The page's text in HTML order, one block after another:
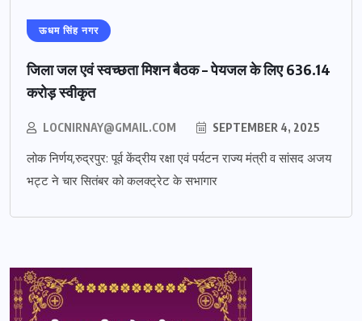
ऊधम सिंह नगर
जिला जल एवं स्वच्छता मिशन बैठक – पेयजल के लिए 636.14
करोड़ स्वीकृत
LOCNIRNAY@GMAIL.COM SEPTEMBER 4, 2025
लोक निर्णय,रुद्रपुर: पूर्व केंद्रीय रक्षा एवं पर्यटन राज्य मंत्री व सांसद अजय
भट्ट ने चार सितंबर को कलक्ट्रेट के सभागार